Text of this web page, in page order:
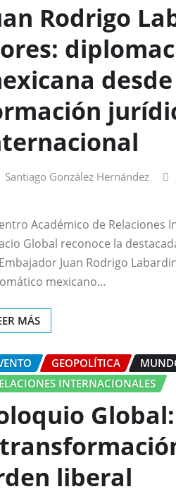
Rodrigo
Santiago González Hernández
Académico de Relaciones
Global reconoce la
Juan Rodrigo
mexicano…
MÁS
GEOPOLÍTICA
INTERNACIONALES
liberal